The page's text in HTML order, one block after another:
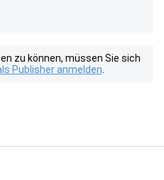
zu können, müssen Sie sich
Publisher anmelden